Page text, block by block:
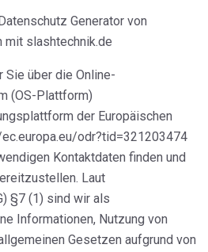
Generator von
mit slashtechnik.de
Sie über die Online-
(OS-Plattform)
der Europäischen
odr?tid=321203474
Kontaktdaten finden und
Laut
§7 (1) sind wir als
Informationen, Nutzung von
Gesetzen aufgrund von